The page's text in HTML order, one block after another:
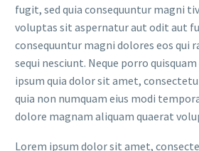
fugit, sed quia consequuntur magni
voluptas sit aspernatur aut odit aut
consequuntur magni dolores eos qui
sequi nesciunt. Neque porro
ipsum quia dolor sit amet,
quia non numquam eius modi
dolore magnam aliquam quaerat
Lorem ipsum dolor sit amet,